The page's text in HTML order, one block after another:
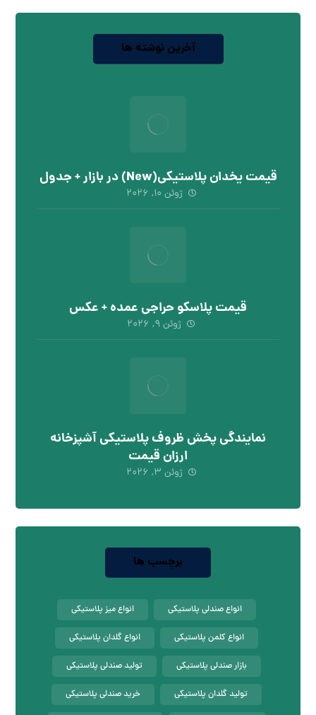
آخرین نوشته ها
قیمت یخدان پلاستیکی(New) در بازار + جدول
ژوئن ۱۰, ۲۰۲۶
قیمت پلاسکو حراجی عمده + عکس
ژوئن ۹, ۲۰۲۶
نمایندگی پخش ظروف پلاستیکی آشپزخانه
ارزان قیمت
ژوئن ۳, ۲۰۲۶
برچسب ها
انواع صندلی پلاستیکی انواع میز پلاستیکی
انواع کلمن پلاستیکی انواع گلدان پلاستیکی
بازار صندلی پلاستیکی تولید صندلی پلاستیکی
تولید گلدان پلاستیکی خرید صندلی پلاستیکی